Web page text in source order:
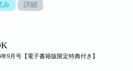
み 詳細
年9月号【電子書籍版限定特典付き】